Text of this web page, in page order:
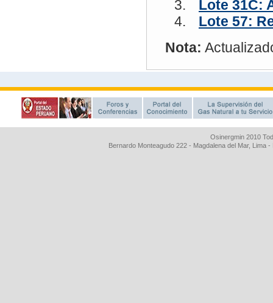
Osinergmin 2010
Bernardo Monteagudo 222 - Magdalena del Mar, Lima